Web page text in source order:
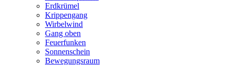
Erdkrümel
Krippengang
Wirbelwind
Gang oben
Feuerfunken
Sonnenschein
Bewegungsraum